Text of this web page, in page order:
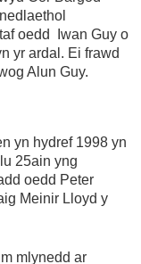
oedd Iwan Guy o
yr ardal. Ei frawd
Alun Guy.
yn hydref 1998 yn
25ain yng
oedd Peter
Meinir Lloyd y
mlynedd ar